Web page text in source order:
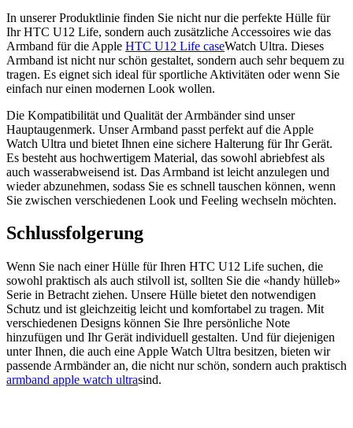
In unserer Produktlinie finden Sie nicht nur die perfekte Hülle für
Ihr HTC U12 Life, sondern auch zusätzliche Accessoires wie das
Armband für die Apple HTC U12 Life caseWatch Ultra. Dieses
Armband ist nicht nur schön gestaltet, sondern auch sehr bequem zu
tragen. Es eignet sich ideal für sportliche Aktivitäten oder wenn Sie
einfach nur einen modernen Look wollen.
Die Kompatibilität und Qualität der Armbänder sind unser
Hauptaugenmerk. Unser Armband passt perfekt auf die Apple
Watch Ultra und bietet Ihnen eine sichere Halterung für Ihr Gerät.
Es besteht aus hochwertigem Material, das sowohl abriebfest als
auch wasserabweisend ist. Das Armband ist leicht anzulegen und
wieder abzunehmen, sodass Sie es schnell tauschen können, wenn
Sie zwischen verschiedenen Look und Feeling wechseln möchten.
Schlussfolgerung
Wenn Sie nach einer Hülle für Ihren HTC U12 Life suchen, die
sowohl praktisch als auch stilvoll ist, sollten Sie die «handy hülleb»
Serie in Betracht ziehen. Unsere Hülle bietet den notwendigen
Schutz und ist gleichzeitig leicht und komfortabel zu tragen. Mit
verschiedenen Designs können Sie Ihre persönliche Note
hinzufügen und Ihr Gerät individuell gestalten. Und für diejenigen
unter Ihnen, die auch eine Apple Watch Ultra besitzen, bieten wir
passende Armbänder an, die nicht nur schön, sondern auch praktisch
armband apple watch ultrasind.